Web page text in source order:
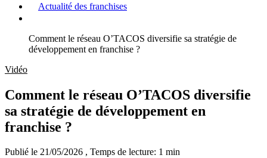
Actualité des franchises
Comment le réseau O’TACOS diversifie sa stratégie de
développement en franchise ?
Vidéo
Comment le réseau O’TACOS diversifie
sa stratégie de développement en
franchise ?
Publié le 21/05/2026 , Temps de lecture: 1 min